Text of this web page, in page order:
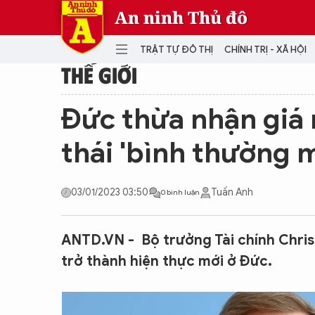
An ninh Thủ đô
TRẬT TỰ ĐÔ THỊ CHÍNH TRỊ - XÃ HỘI
THẾ GIỚI
THÀNH PHỐ THÔNG MINH
THỂ THAO
KINH DOANH
THẾ GIỚI
Đức thừa nhận giá
thái 'bình thường
03/01/2023 03:50 0 bình luận Tuấn Anh
ANTD.VN - Bộ trưởng Tài chính
trở thành hiện thực mới ở Đức.